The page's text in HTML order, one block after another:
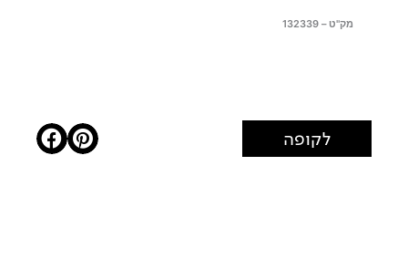
מק"ט – 132339
לקופה